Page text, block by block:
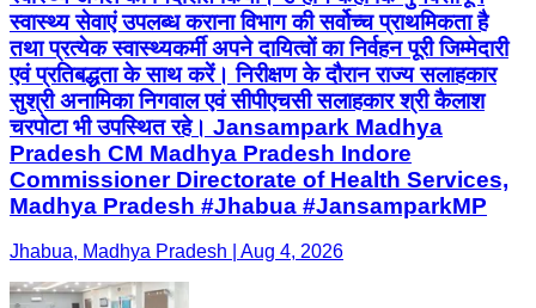
स्वास्थ्य सेवाएं उपलब्ध कराना विभाग की सर्वोच्च प्राथमिकता है
तथा प्रत्येक स्वास्थ्यकर्मी अपने दायित्वों का निर्वहन पूरी जिम्मेदारी
एवं प्रतिबद्धता के साथ करें। निरीक्षण के दौरान राज्य सलाहकार
सुश्री अनामिका निगवाल एवं सीपीएचसी सलाहकार श्री कैलाश
चरपोटा भी उपस्थित रहे। Jansampark Madhya
Pradesh CM Madhya Pradesh Indore
Commissioner Directorate of Health Services,
Madhya Pradesh #Jhabua #JansamparkMP
Jhabua, Madhya Pradesh | Aug 4, 2026